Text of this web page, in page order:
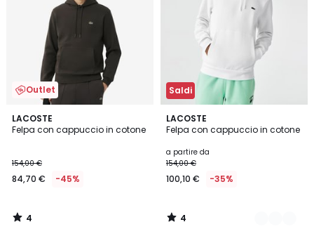
Outlet
LACOSTE
Felpa con cappuccio in cotone
154,00 €
84,70 € -45%
4
/
4
/
Saldi
LACOSTE
Felpa con cappuccio in cotone
a partire da
154,00 €
100,10 € -35%
4
/
6
Colori
4
/